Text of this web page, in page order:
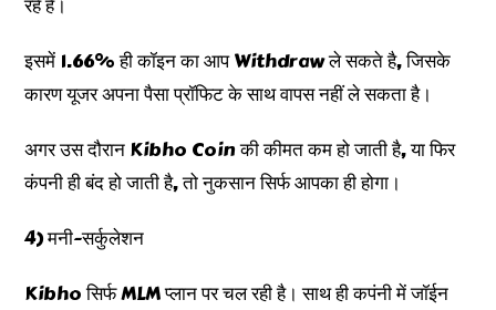
रहे है।
इसमें 1.66% ही कॉइन का आप Withdraw ले सकते है, जिसके
कारण यूजर अपना पैसा प्रॉफिट के साथ वापस नहीं ले सकता है।
अगर उस दौरान Kibho Coin की कीमत कम हो जाती है, या फिर
कंपनी ही बंद हो जाती है, तो नुकसान सिर्फ आपका ही होगा।
4) मनी-सर्कुलेशन
Kibho सिर्फ MLM प्लान पर चल रही है। साथ ही कपंनी में जॉईन